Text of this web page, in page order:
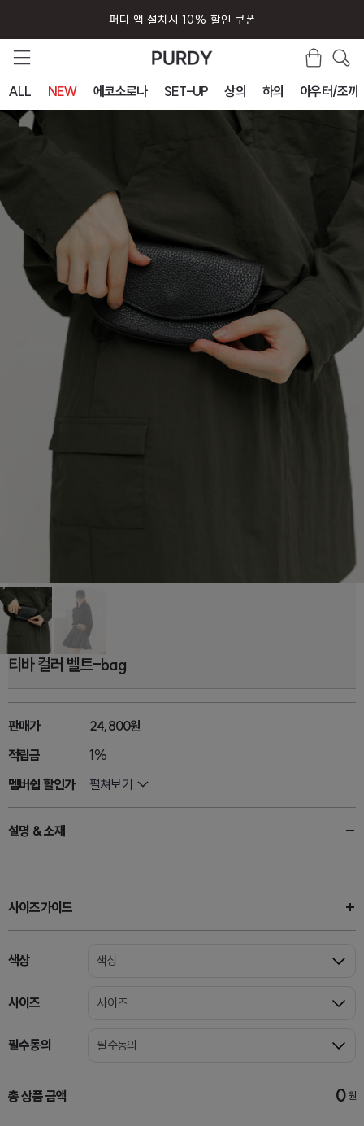
회원가입시 즉시 사용 5000원 쿠폰
ALL NEW 에코소로나 SET-UP 상의 하의 아우터/조끼
티바 컬러 벨트-bag
판매가
24,800원
적립금
1%
멤버쉽 할인가
펼쳐보기
설명 & 소재
사이즈가이드
색상 색상
사이즈 사이즈
필수동의 필수동의
총 상품 금액 0 원